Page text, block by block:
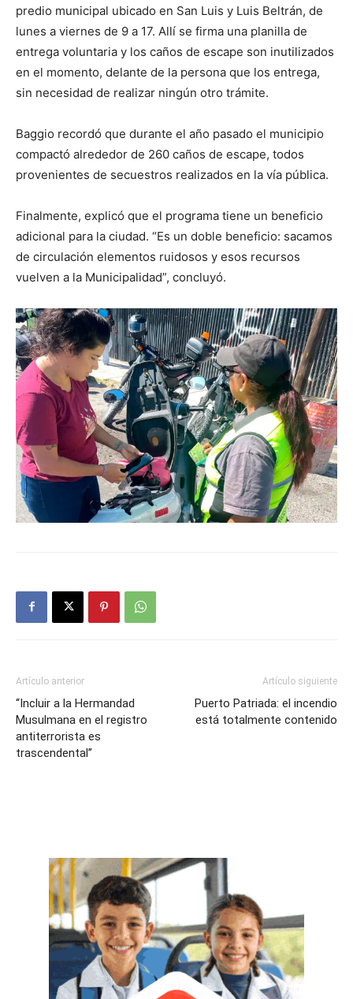
predio municipal ubicado en San Luis y Luis Beltrán, de
lunes a viernes de 9 a 17. Allí se firma una planilla de
entrega voluntaria y los caños de escape son inutilizados
en el momento, delante de la persona que los entrega,
sin necesidad de realizar ningún otro trámite.
Baggio recordó que durante el año pasado el municipio
compactó alrededor de 260 caños de escape, todos
provenientes de secuestros realizados en la vía pública.
Finalmente, explicó que el programa tiene un beneficio
adicional para la ciudad. “Es un doble beneficio: sacamos
de circulación elementos ruidosos y esos recursos
vuelven a la Municipalidad”, concluyó.
Artículo anterior
“Incluir a la Hermandad
Musulmana en el registro
antiterrorista es
trascendental”
Artículo siguiente
Puerto Patriada: el incendio
está totalmente contenido